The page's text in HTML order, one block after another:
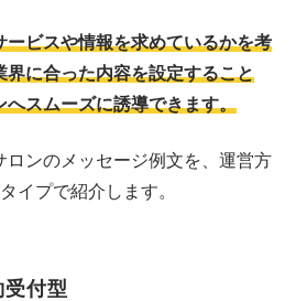
ービスや情報を求めているかを考
界に合った内容を設定すること
へスムーズに誘導できます。
ロンのメッセージ例文を、運営方
イプで紹介します。
付型